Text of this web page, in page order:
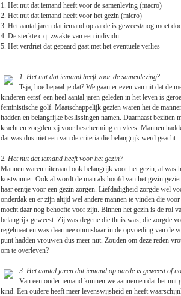
1. Het nut dat iemand heeft voor de samenleving (macro)
2. Het nut dat iemand heeft voor het gezin (micro)
3. Het aantal jaren dat iemand op aarde is geweest/nog moet
4. De sterkte c.q. zwakte van een individu
5. Het verdriet dat gepaard gaat met het eventuele verlies
1. Het nut dat iemand heeft voor de samenleving?
Tsja, hoe bepaal je dat? We gaan er even van uit dat de
kinderen eerst' een heel aantal jaren geleden in het leven is
feministische golf. Maatschappelijk gezien waren het de
hadden en belangrijke beslissingen namen. Daarnaast bezitten
kracht en zorgden zij voor bescherming en vlees. Mannen
dat was dus niet een van de criteria die belangrijk werd geacht..
2. Het nut dat iemand heeft voor het gezin?
Mannen waren uiteraard ook belangrijk voor het gezin, al was
kostwinner. Ook al wordt de man als hoofd van het gezin
haar eentje voor een gezin zorgen. Liefdadigheid zorgde wel
onderdak en er zijn altijd wel andere mannen te vinden die
mocht daar nog behoefte voor zijn. Binnen het gezin is de rol
belangrijk geweest. Zij was degene die thuis was, die zorgde
regelmaat en was daarmee onmisbaar in de opvoeding van de
punt hadden vrouwen dus meer nut. Zouden om deze reden
om te overleven?
3. Het aantal jaren dat iemand op aarde is geweest of
Van een ouder iemand kunnen we aannemen dat het nut
kind. Een oudere heeft meer levenswijsheid en heeft